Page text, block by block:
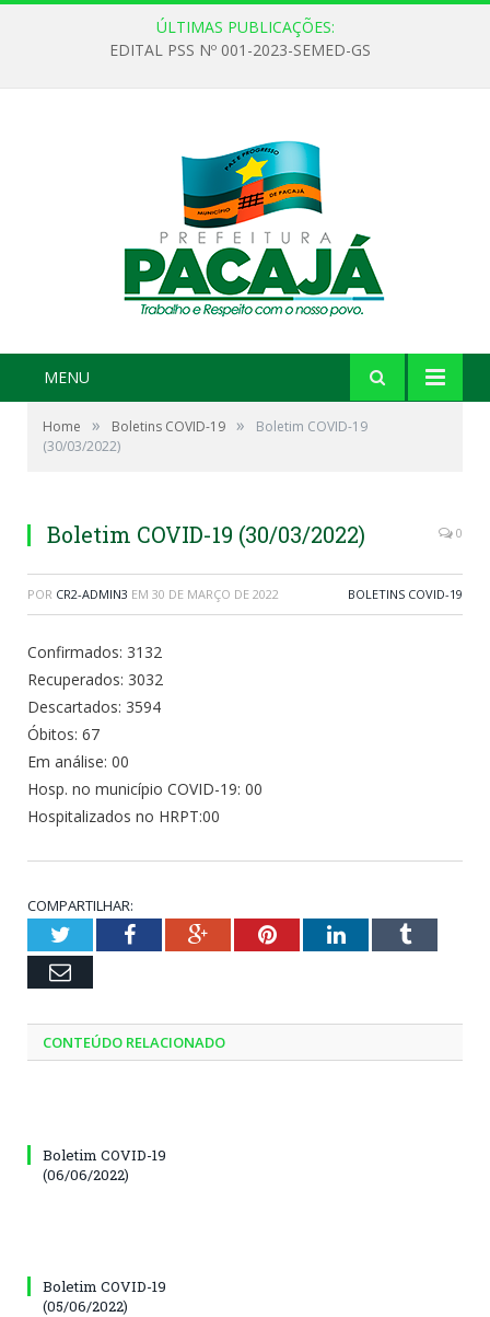
ÚLTIMAS PUBLICAÇÕES:
EDITAL PSS Nº 001-2023-SEMED-GS
MENU
Home » Boletins COVID-19 »
Boletim COVID-19
(30/03/2022)
Boletim COVID-19 (30/03/2022) 0
POR CR2-ADMIN3 EM 30 DE MARÇO DE 2022 BOLETINS COVID-19
Confirmados: 3132
Recuperados: 3032
Descartados: 3594
Óbitos: 67
Em análise: 00
Hosp. no município COVID-19: 00
Hospitalizados no HRPT:00
COMPARTILHAR:
TwitterFacebookGoogle+PinterestLinkedInTumblr
Email
CONTEÚDO RELACIONADO
Boletim COVID-19
(06/06/2022)
Boletim COVID-19
(05/06/2022)